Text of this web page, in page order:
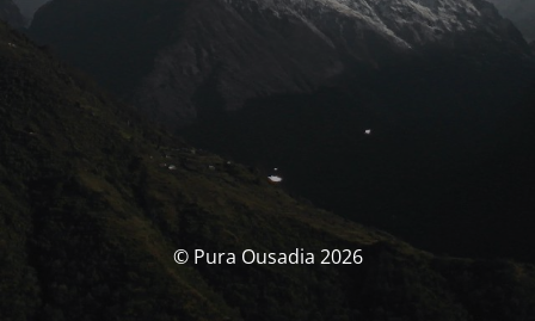
© Pura Ousadia 2026